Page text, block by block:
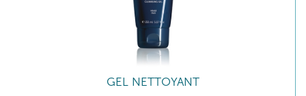
GEL NETTOYANT